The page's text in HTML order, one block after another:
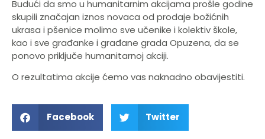
Budući da smo u humanitarnim akcijama prošle godine
skupili značajan iznos novaca od prodaje božićnih
ukrasa i pšenice molimo sve učenike i kolektiv škole,
kao i sve građanke i građane grada Opuzena, da se
ponovo priključe humanitarnoj akciji.
O rezultatima akcije ćemo vas naknadno obavijestiti.
Facebook Twitter